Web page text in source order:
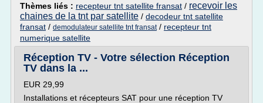
Thèmes liés : recepteur tnt satellite fransat / recevoir les
chaines de la tnt par satellite / decodeur tnt satellite
fransat / demodulateur satellite tnt fransat/ recepteur tnt
numerique satellite
Réception TV - Votre sélection Réception
TV dans la ...
EUR 29,99
Installations et récepteurs SAT pour une réception TV